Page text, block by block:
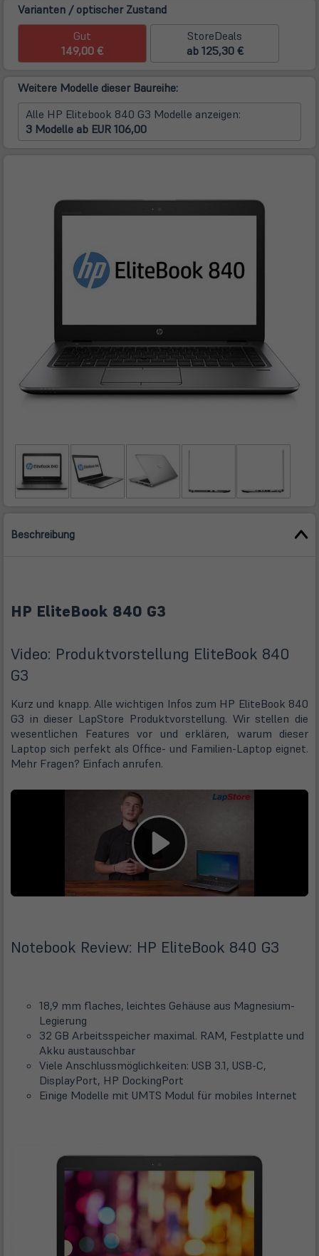
Varianten / optischer Zustand
Gut
149,00 €
StoreDeals
ab 125,30 €
Weitere Modelle dieser Baureihe:
Alle HP Elitebook 840 G3 Modelle anzeigen:
3 Modelle ab EUR 106,00
Beschreibung
HP EliteBook 840 G3
Video: Produktvorstellung EliteBook 840
G3
Kurz und knapp. Alle wichtigen Infos zum HP EliteBook 840
G3 in dieser LapStore Produktvorstellung. Wir stellen die
wesentlichen Features vor und erklären, warum dieser
Laptop sich perfekt als Office- und Familien-Laptop eignet.
Mehr Fragen? Einfach anrufen.
Notebook Review: HP EliteBook 840 G3
18,9 mm flaches, leichtes Gehäuse aus Magnesium-
Legierung
32 GB Arbeitsspeicher maximal. RAM, Festplatte und
Akku austauschbar
Viele Anschlussmöglichkeiten: USB 3.1, USB-C,
DisplayPort, HP DockingPort
Einige Modelle mit UMTS Modul für mobiles Internet